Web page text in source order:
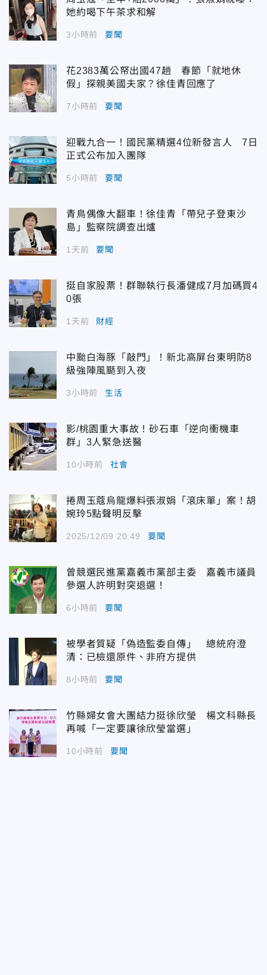
她約喝下午茶求和解
3小時前 要聞
花2383萬公帑出國47趟 春節「就地休
假」探親美國夫家？徐佳青回應了
7小時前 要聞
迎戰九合一！國民黨精選4位新發言人 7日
正式公布加入團隊
5小時前 要聞
青鳥偶像大翻車！徐佳青「帶兒子登東沙
島」監察院調查出爐
1天前 要聞
挺自家股票！群聯執行長潘健成7月加碼買4
0張
1天前 財經
中颱白海豚「敲門」！新北高屏台東明防8
級強陣風颳到入夜
3小時前 生活
影/桃園重大事故！砂石車「逆向衝機車
群」3人緊急送醫
10小時前 社會
捲周玉蔻烏龍爆料張淑娟「滾床單」案！胡
婉玲5點聲明反擊
2025/12/09 20:49 要聞
曾競選民進黨嘉義市黨部主委 嘉義市議員
參選人許明對突退選！
6小時前 要聞
被學者質疑「偽造監委自傳」 總統府澄
清：已檢還原件、非府方提供
8小時前 要聞
竹縣婦女會大團結力挺徐欣瑩 楊文科縣長
再喊「一定要讓徐欣瑩當選」
10小時前 要聞